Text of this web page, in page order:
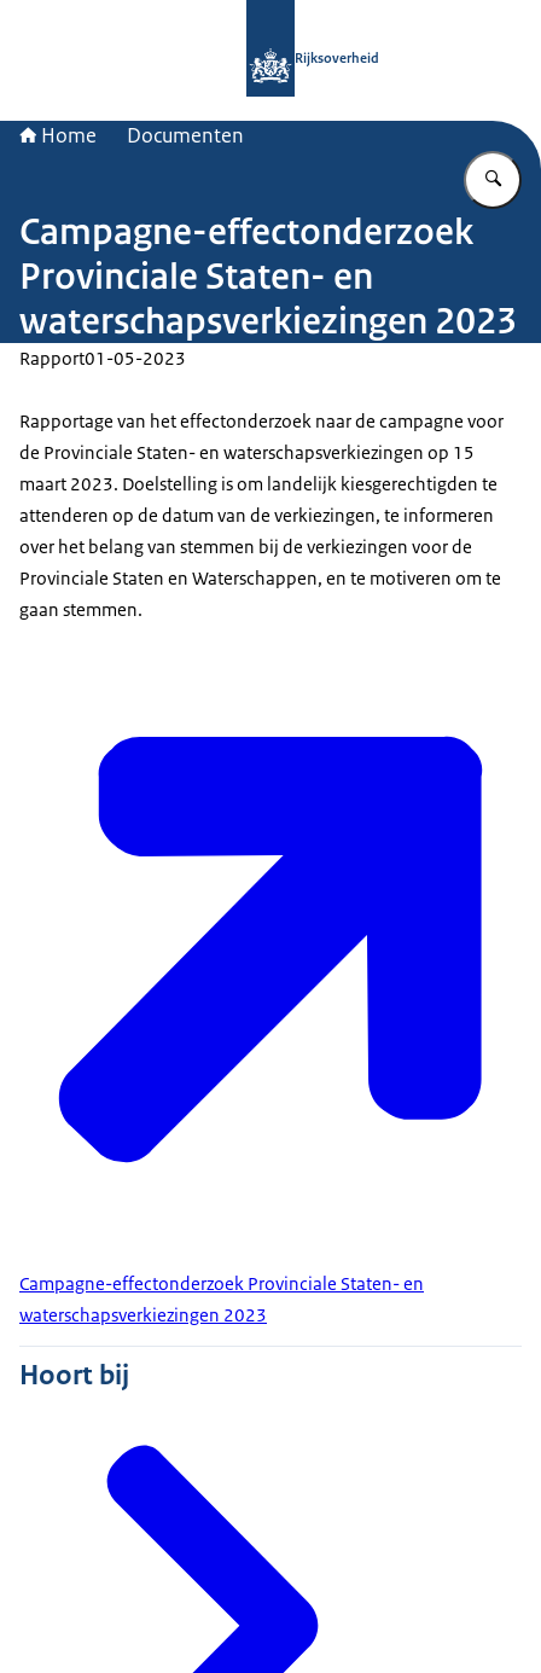
Rijksoverheid
Home Documenten
Campagne-effectonderzoek
Provinciale Staten- en
waterschapsverkiezingen 2023
Rapport01-05-2023
Rapportage van het effectonderzoek naar de campagne voor
de Provinciale Staten- en waterschapsverkiezingen op 15
maart 2023. Doelstelling is om landelijk kiesgerechtigden te
attenderen op de datum van de verkiezingen, te informeren
over het belang van stemmen bij de verkiezingen voor de
Provinciale Staten en Waterschappen, en te motiveren om te
gaan stemmen.
Campagne-effectonderzoek Provinciale Staten- en
waterschapsverkiezingen 2023
Hoort bij